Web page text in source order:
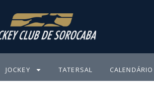
JOCKEY TATERSAL CALENDÁRIO